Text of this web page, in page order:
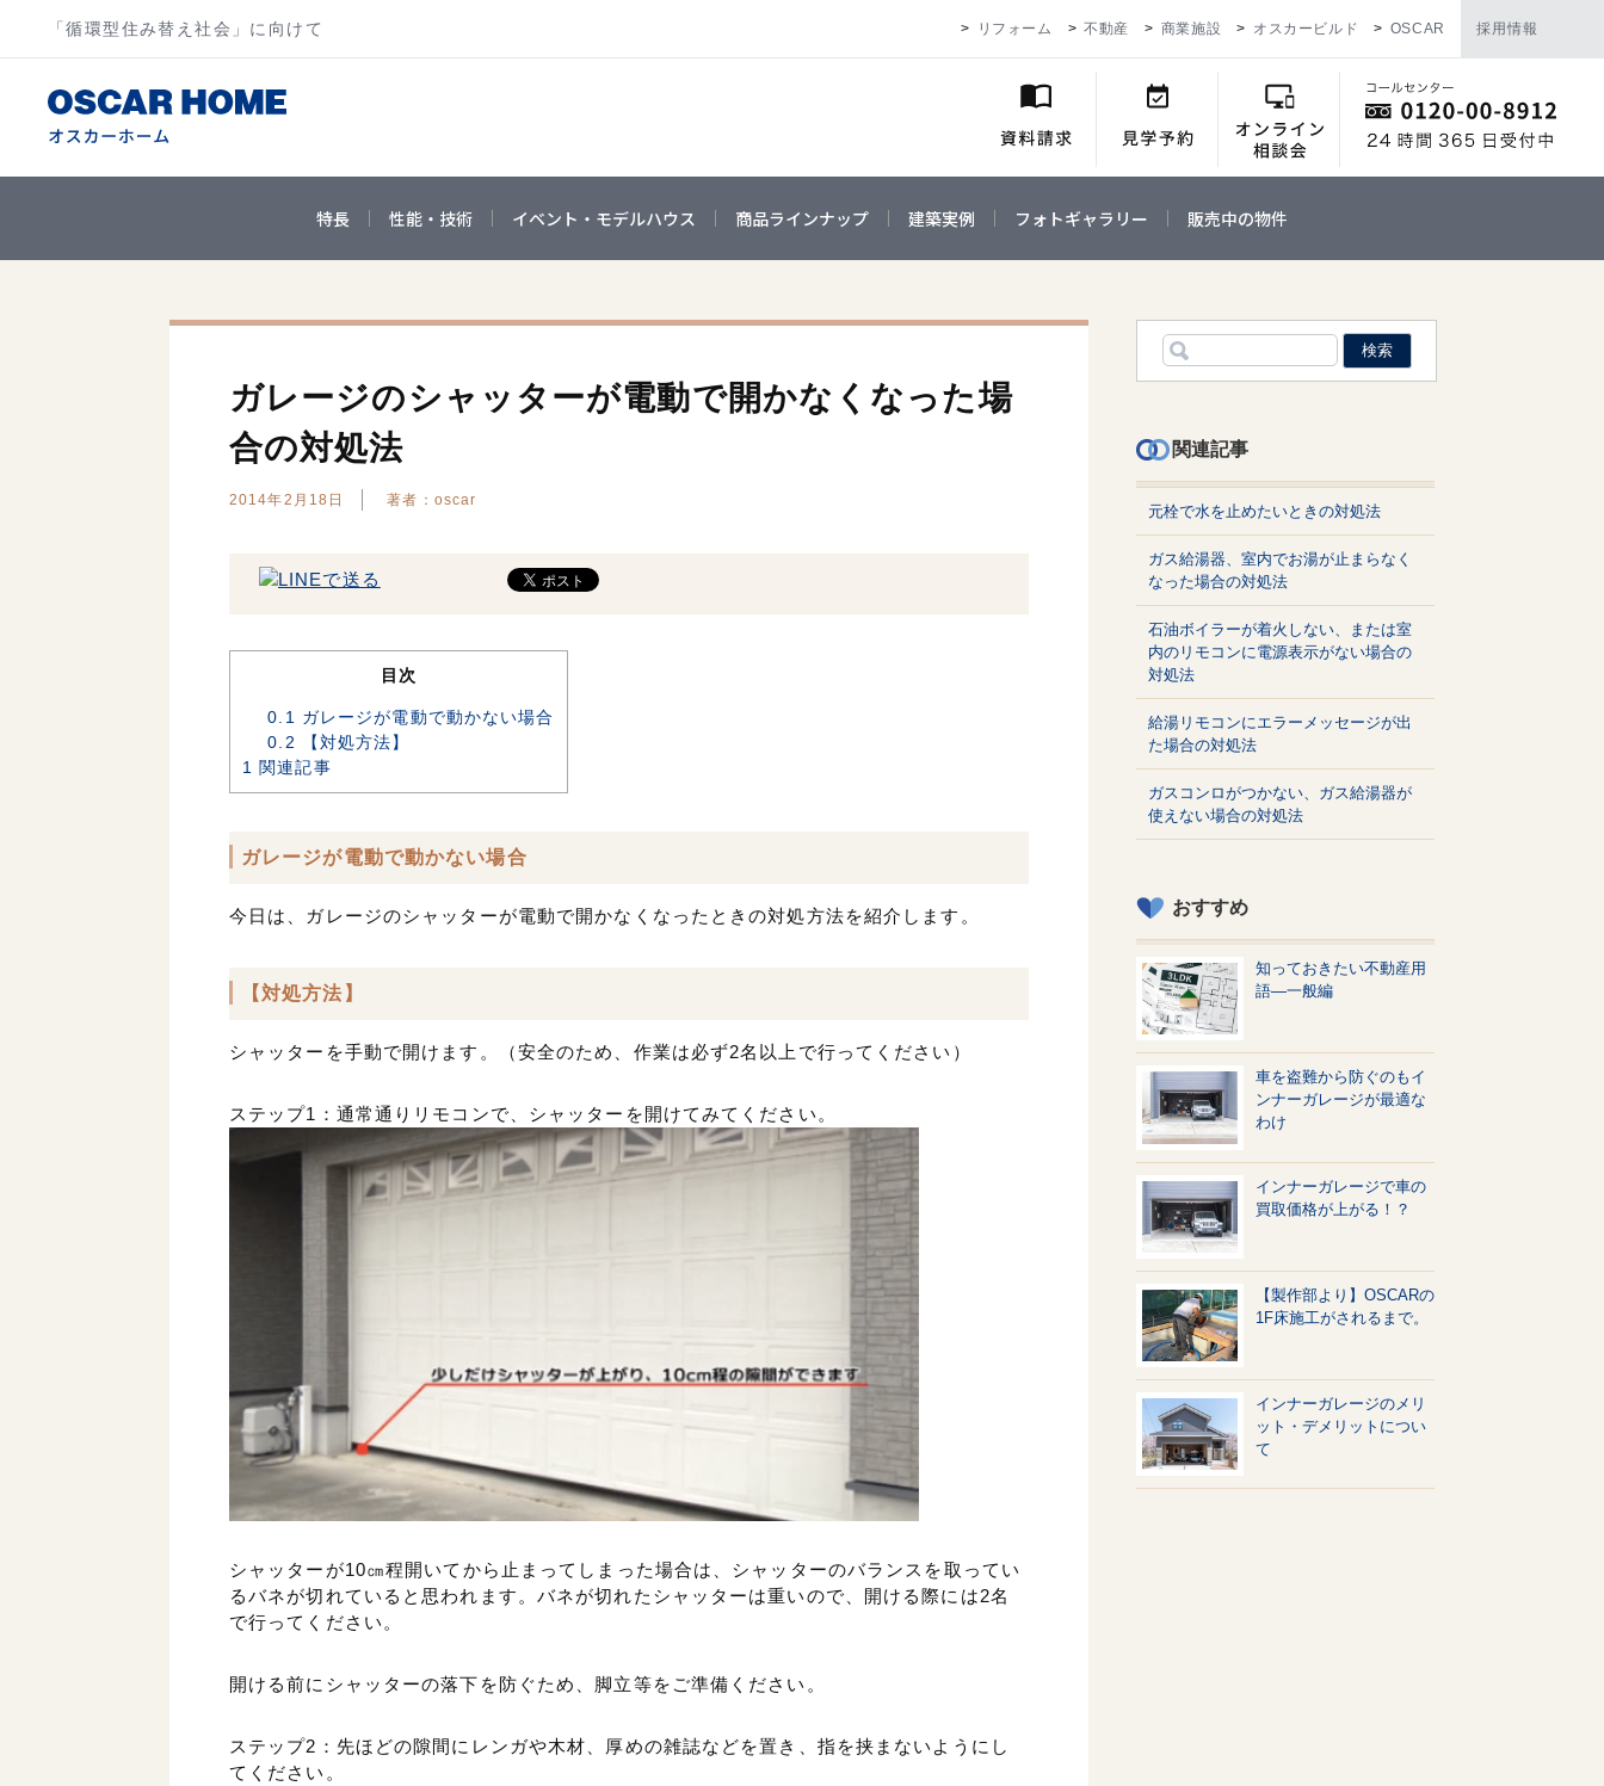
「循環型住み替え社会」に向けて リフォーム 不動産 商業施設 オスカービルド OSCAR 採用情報
特長 性能・技術 イベント・モデルハウス 商品ラインナップ 建築実例 フォトギャラリー 販売中の物件
ガレージのシャッターが電動で開かなくなった場
合の対処法
2014年2月18日 著者：oscar
目次
0.1 ガレージが電動で動かない場合
0.2
【対処方法】
1 関連記事
ガレージが電動で動かない場合
今日は、ガレージのシャッターが電動で開かなくなったときの対処方法を紹介します。
【対処方法】
シャッターを手動で開けます。（安全のため、作業は必ず2名以上で行ってください）
ステップ1：通常通りリモコンで、シャッターを開けてみてください。
シャッターが10㎝程開いてから止まってしまった場合は、シャッターのバランスを取ってい
るバネが切れていると思われます。バネが切れたシャッターは重いので、開ける際には2名
で行ってください。
開ける前にシャッターの落下を防ぐため、脚立等をご準備ください。
ステップ2：先ほどの隙間にレンガや木材、厚めの雑誌などを置き、指を挟まないようにし
てください。
関連記事
元栓で水を止めたいときの対処法
ガス給湯器、室内でお湯が止まらなく
なった場合の対処法
石油ボイラーが着火しない、または室
内のリモコンに電源表示がない場合の
対処法
給湯リモコンにエラーメッセージが出
た場合の対処法
ガスコンロがつかない、ガス給湯器が
使えない場合の対処法
おすすめ
知っておきたい不動産用
語—一般編
車を盗難から防ぐのもイ
ンナーガレージが最適な
わけ
インナーガレージで車の
買取価格が上がる！？
【製作部より】OSCARの
1F床施工がされるまで。
インナーガレージのメリ
ット・デメリットについ
て